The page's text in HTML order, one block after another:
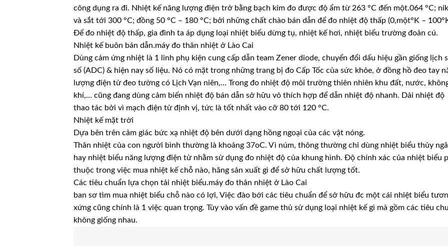
công dụng ra đi. Nhiệt kế năng lượng điện trở bằng bạch kim đo được độ ẩm từ 263 °C đến một.064 °C;
và sắt tới 300 °C; đồng 50 °C – 180 °C; bởi những chất chào bán dẫn để đo nhiệt độ thấp (0,một°K –
Để đo nhiệt độ thấp, gia đình ta áp dụng loại nhiệt biểu dừng tụ, nhiệt kế hơi, nhiệt biểu trường đoản cú.
Nhiệt kế buôn bán dẫn.máy đo thân nhiệt ở Lào Cai
Dùng cảm ứng nhiệt là 1 linh phụ kiện cung cấp dẫn team Zener diode, chuyển đổi dấu hiệu gần giống lịch
số (ADC) & hiện nay số liệu. Nó có mặt trong những trang bị đo Cấp Tốc của sức khỏe, ở đồng hồ đeo tay
lượng điện tử đeo tường có Lịch Vạn niên,… Trong đo nhiệt độ môi trường thiên nhiên khu đất, nước,
khí,… cũng đang dùng cảm biến nhiệt độ bán dẫn sở hữu vỏ thích hợp để dẫn nhiệt độ nhanh. Dải nhiệt độ
thao tác bởi vì mạch điện tử định vị, tức là tốt nhất vào cỡ 80 tới 120 °C.
Nhiệt kế mặt trời
Dựa bên trên cảm giác bức xạ nhiệt độ bên dưới dạng hồng ngoại của các vật nóng.
Thân nhiệt của con người bình thường là khoảng 37oC. Vì núm, thông thường chỉ dùng nhiệt biểu thủy
hay nhiệt biểu năng lượng điện tử nhằm sử dụng đo nhiệt độ của khung hình. Độ chính xác của nhiệt biểu
thuộc trong việc mua nhiệt kế chỗ nào, hãng sản xuất gì để sở hữu chất lượng tốt.
Các tiêu chuẩn lựa chọn tải nhiệt biểu.máy đo thân nhiệt ở Lào Cai
ban sơ tìm mua nhiệt biểu chỗ nào có lợi, Việc đào bới các tiêu chuẩn để sở hữu đc một cái nhiệt biểu
xứng cũng chính là 1 việc quan trọng. Tùy vào vấn đề game thủ sử dụng loại nhiệt kế gì mà gồm các tiêu
không giống nhau.